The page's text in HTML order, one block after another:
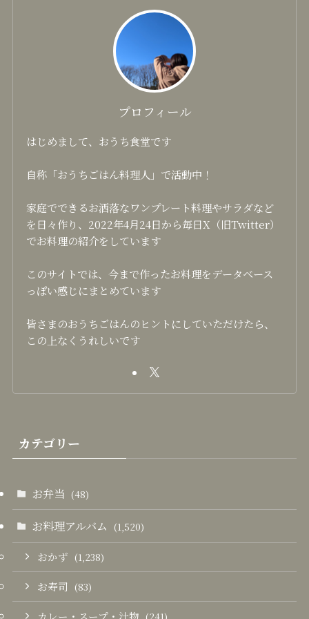
プロフィール
はじめまして、おうち食堂です
自称「おうちごはん料理人」で活動中！
家庭でできるお洒落なワンプレート料理やサラダなど
を日々作り、2022年4月24日から毎日X（旧Twitter）
でお料理の紹介をしています
このサイトでは、今まで作ったお料理をデータベース
っぽい感じにまとめています
皆さまのおうちごはんのヒントにしていただけたら、
この上なくうれしいです
カテゴリー
お弁当 (48)
お料理アルバム (1,520)
おかず (1,238)
お寿司 (83)
カレー・スープ・汁物